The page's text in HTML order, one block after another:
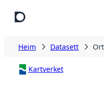
Heim Datasett
Kartverket